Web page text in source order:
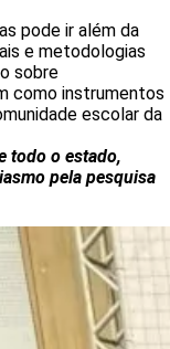
pode ir além da
e metodologias
sobre
como instrumentos
escolar da
todo o estado,
pela pesquisa